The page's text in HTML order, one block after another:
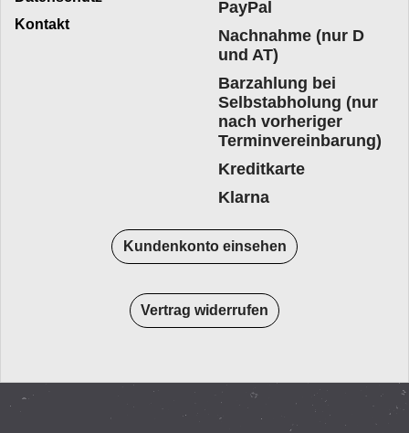
Kontakt
PayPal
Nachnahme (nur D
und AT)
Barzahlung bei
Selbstabholung (nur
nach vorheriger
Terminvereinbarung)
Kreditkarte
Klarna
Kundenkonto einsehen
Vertrag widerrufen
ShopFactory Shop